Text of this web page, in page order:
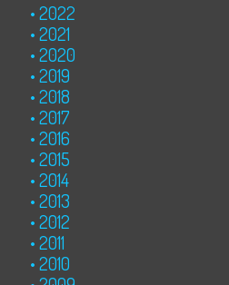
2022
2021
2020
2019
2018
2017
2016
2015
2014
2013
2012
2011
2010